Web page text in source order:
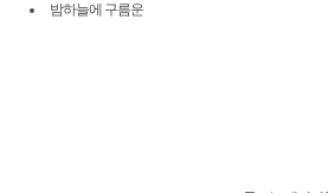
밤하늘에 구름운